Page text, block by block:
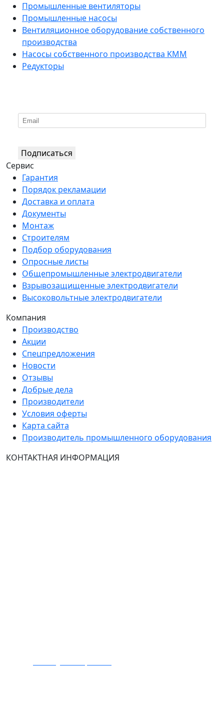
Промышленные вентиляторы
Промышленные насосы
Вентиляционное оборудование собственного
производства
Насосы собственного производства KMM
Редукторы
Подписаться
Сервис
Гарантия
Порядок рекламации
Доставка и оплата
Документы
Монтаж
Строителям
Подбор оборудования
Опросные листы
Общепромышленные электродвигатели
Взрывозащищенные электродвигатели
Высоковольтные электродвигатели
Компания
Производство
Акции
Спецпредложения
Новости
Отзывы
Добрые дела
Производители
Условия оферты
Карта сайта
Производитель промышленного оборудования
КОНТАКТНАЯ ИНФОРМАЦИЯ